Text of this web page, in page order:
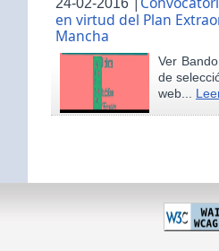
24-02-2016
en virtud del Plan
Mancha
Ver
de
web...